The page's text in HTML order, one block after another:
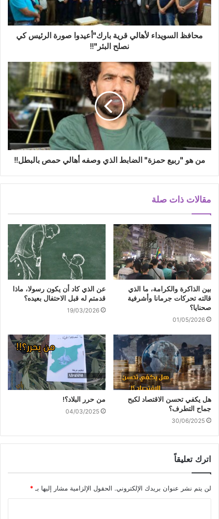
محافظ السويداء لأهالي قرية بارك"أعيدوا صورة الرئيس كي
نصلح البئر"!!
من هو "ربيع حمزة" الضابط الذي وصفه أهالي حمص بالبطل!!
مقالات ذات صلة
بين الذاكرة والكرامة، ما الذي
قالته تحركات جرمانا وأشرفية
صحنايا؟
01/05/2026
عن الذي كاد أن يكون رسولا، ماذا
قدمتم له قبل الاحتفال بعيده؟
19/03/2026
هل يكفي تحسن الاقتصاد لكبح
جماح التطرف؟
30/06/2025
من حرر البلاد؟!
04/03/2025
اترك تعليقاً
لن يتم نشر عنوان بريدك الإلكتروني. الحقول الإلزامية مشار إليها بـ *